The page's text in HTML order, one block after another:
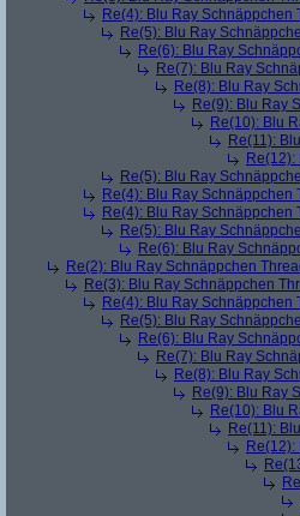
Re(4): Blu Ray Schnäppchen
Re(5): Blu Ray
Re(6): Blu Ray
Re(7): Blu Ray
Re(8): Blu Ray
Re(9): Blu Ray
Re(10): Blu
Re(11):
Re(12):
Re(5): Blu Ray
Re(4): Blu Ray Schnäppchen
Re(4): Blu Ray Schnäppchen
Re(5): Blu Ray
Re(6): Blu Ray
Re(2): Blu Ray Schnäppchen
Re(3): Blu Ray Schnäppchen
Re(4): Blu Ray Schnäppchen
Re(5): Blu Ray
Re(6): Blu Ray
Re(7): Blu Ray
Re(8): Blu Ray
Re(9): Blu Ray
Re(10): Blu
Re(11):
Re(12):